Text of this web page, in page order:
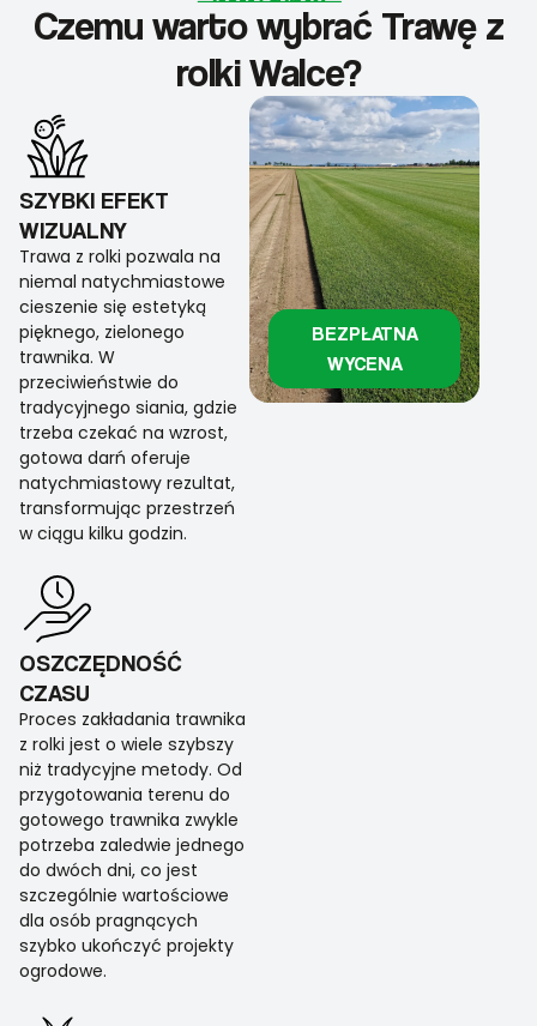
Czemu warto wybrać Trawę z
rolki Walce?
SZYBKI EFEKT
WIZUALNY
Trawa z rolki pozwala na
niemal natychmiastowe
cieszenie się estetyką
pięknego, zielonego
trawnika. W
przeciwieństwie do
tradycyjnego siania, gdzie
trzeba czekać na wzrost,
gotowa darń oferuje
natychmiastowy rezultat,
transformując przestrzeń
w ciągu kilku godzin.
OSZCZĘDNOŚĆ
CZASU
Proces zakładania trawnika
z rolki jest o wiele szybszy
niż tradycyjne metody. Od
przygotowania terenu do
gotowego trawnika zwykle
potrzeba zaledwie jednego
do dwóch dni, co jest
szczególnie wartościowe
dla osób pragnących
szybko ukończyć projekty
ogrodowe.
BEZPŁATNA
WYCENA